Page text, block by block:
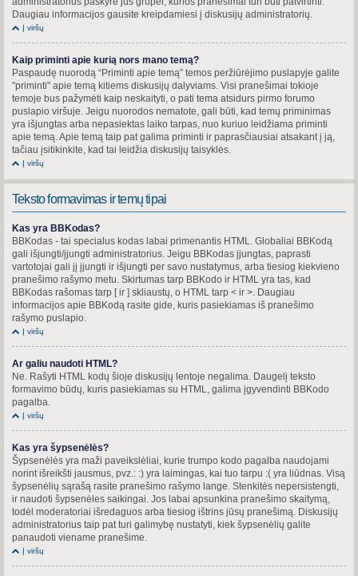
Daugiau informacijos gausite kreipdamiesi į diskusijų administratorių.
Į viršų
Kaip priminti apie kurią nors mano temą?
Paspaudę nuorodą “Priminti apie temą” temos peržiūrėjimo puslapyje galite
"priminti" apie temą kitiems diskusijų dalyviams. Visi pranešimai tokioje
temoje bus pažymėti kaip neskaityti, o pati tema atsidurs pirmo forumo
puslapio viršuje. Jeigu nuorodos nematote, gali būti, kad temų priminimas
yra išjungtas arba nepasiektas laiko tarpas, nuo kuriuo leidžiama priminti
apie temą. Apie temą taip pat galima priminti ir paprasčiausiai atsakant į ją,
tačiau įsitikinkite, kad tai leidžia diskusijų taisyklės.
Į viršų
Teksto formavimas ir temų tipai
Kas yra BBKodas?
BBKodas - tai specialus kodas labai primenantis HTML. Globaliai BBKodą
gali išjungti/įjungti administratorius. Jeigu BBKodas įjungtas, paprasti
vartotojai gali jį įjungti ir išjungti per savo nustatymus, arba tiesiog kiekvieno
pranešimo rašymo metu. Skirtumas tarp BBKodo ir HTML yra tas, kad
BBKodas rašomas tarp [ ir ] skliaustų, o HTML tarp < ir >. Daugiau
informacijos apie BBKodą rasite gide, kuris pasiekiamas iš pranešimo
rašymo puslapio.
Į viršų
Ar galiu naudoti HTML?
Ne. Rašyti HTML kodų šioje diskusijų lentoje negalima. Daugelį teksto
formavimo būdų, kuris pasiekiamas su HTML, galima įgyvendinti BBKodo
pagalba.
Į viršų
Kas yra šypsenėlės?
Šypsenėlės yra maži paveikslėliai, kurie trumpo kodo pagalba naudojami
norint išreikšti jausmus, pvz.: :) yra laimingas, kai tuo tarpu :( yra liūdnas. Visą
šypsenėlių sąrašą rasite pranešimo rašymo lange. Stenkitės nepersistengti,
ir naudoti šypsenėles saikingai. Jos labai apsunkina pranešimo skaitymą,
todėl moderatoriai išredaguos arba tiesiog ištrins jūsų pranešimą. Diskusijų
administratorius taip pat turi galimybę nustatyti, kiek šypsenėlių galite
panaudoti viename pranešime.
Į viršų